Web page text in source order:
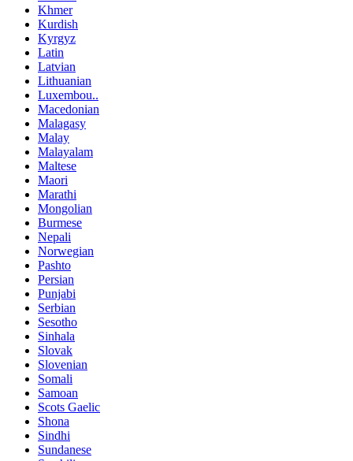
Khmer
Kurdish
Kyrgyz
Latin
Latvian
Lithuanian
Luxembou..
Macedonian
Malagasy
Malay
Malayalam
Maltese
Maori
Marathi
Mongolian
Burmese
Nepali
Norwegian
Pashto
Persian
Punjabi
Serbian
Sesotho
Sinhala
Slovak
Slovenian
Somali
Samoan
Scots Gaelic
Shona
Sindhi
Sundanese